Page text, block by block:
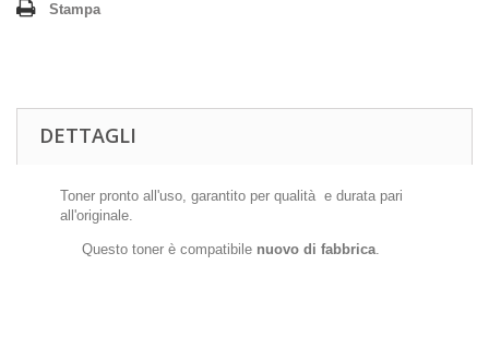
Stampa
DETTAGLI
Toner pronto all'uso, garantito per qualità e durata pari
all'originale.
Questo toner è compatibile nuovo di fabbrica.